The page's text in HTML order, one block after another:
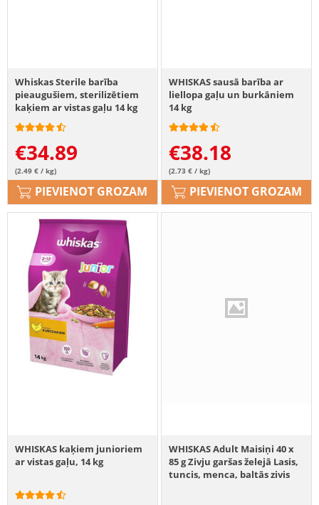
Whiskas Sterile barība
pieaugušiem, sterilizētiem
kaķiem ar vistas gaļu 14 kg
€34.89
(2.49 € / kg)
PIEVIENOT GROZAM
WHISKAS sausā barība ar
liellopa gaļu un burkāniem
14 kg
€38.18
(2.73 € / kg)
PIEVIENOT GROZAM
WHISKAS kaķiem junioriem
ar vistas gaļu, 14 kg
WHISKAS Adult Maisiņi 40 x
85 g Zivju garšas želejā Lasis,
tuncis, menca, baltās zivis